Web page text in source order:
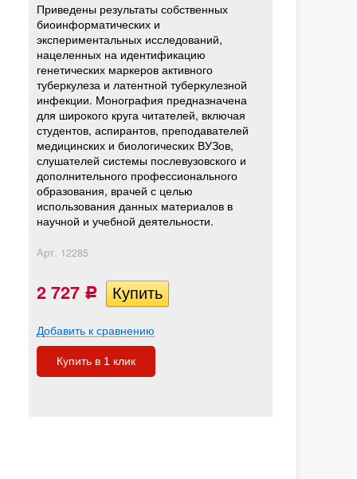
Приведены результаты собственных
биоинформатических и
экспериментальных исследований,
нацеленных на идентификацию
генетических маркеров активного
туберкулеза и латентной туберкулезной
инфекции. Монография предназначена
для широкого круга читателей, включая
студентов, аспирантов, преподавателей
медицинских и биологических ВУЗов,
слушателей системы послевузовского и
дополнительного профессионального
образования, врачей с целью
использования данных материалов в
научной и учебной деятельности.
Арт. 12285
2 727 Р
Добавить к сравнению
Купить в 1 клик